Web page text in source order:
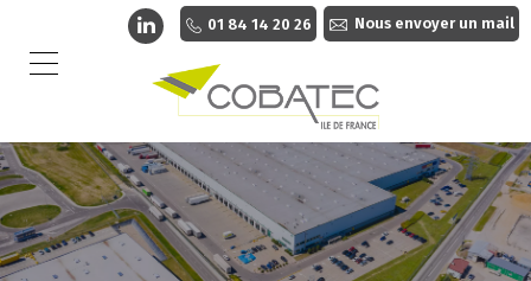
01 84 14 20 26 Nous envoyer un mail